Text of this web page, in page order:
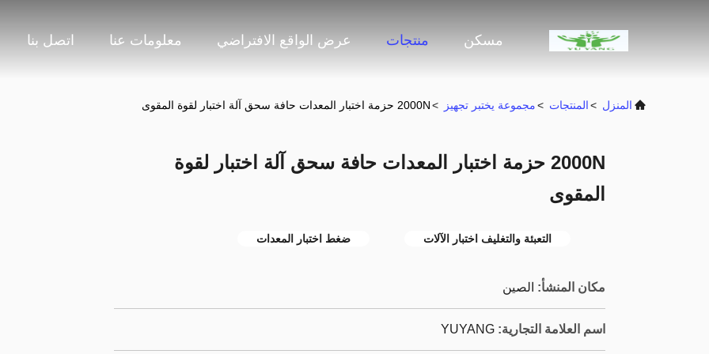
مسكن منتجات عرض الواقع الافتراضي معلومات عنا اتصل بنا
المنزل >المنتجات >مجموعة يختبر تجهيز >2000N حزمة اختبار المعدات حافة سحق آلة اختبار لقوة المقوى
2000N حزمة اختبار المعدات حافة سحق آلة اختبار لقوة
المقوى
التعبئة والتغليف اختبار الآلات ضغط اختبار المعدات
مكان المنشأ: الصين
اسم العلامة التجارية: YUYANG